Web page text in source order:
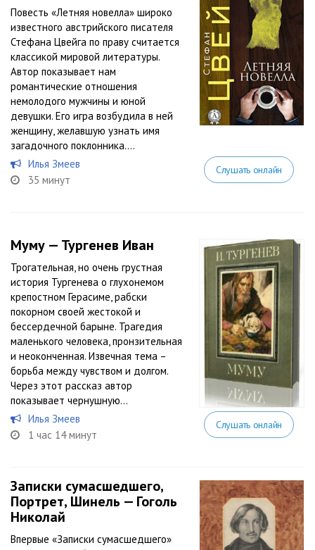
Повесть «Летняя новелла» широко
известного австрийского писателя
Стефана Цвейга по праву считается
классикой мировой литературы.
Автор показывает нам
романтические отношения
немолодого мужчины и юной
девушки. Его игра возбудила в ней
женщину, желавшую узнать имя
загадочного поклонника....
Илья Змеев
35 минут
Слушать онлайн
Муму — Тургенев Иван
Трогательная, но очень грустная
история Тургенева о глухонемом
крепостном Герасиме, рабски
покорном своей жестокой и
бессердечной барыне. Трагедия
маленького человека, пронзительная
и неоконченная. Извечная тема –
борьба между чувством и долгом.
Через этот рассказ автор
показывает чернушную...
Илья Змеев
1 час 14 минут
Слушать онлайн
Записки сумасшедшего,
Портрет, Шинель — Гоголь
Николай
Впервые «Записки сумасшедшего»